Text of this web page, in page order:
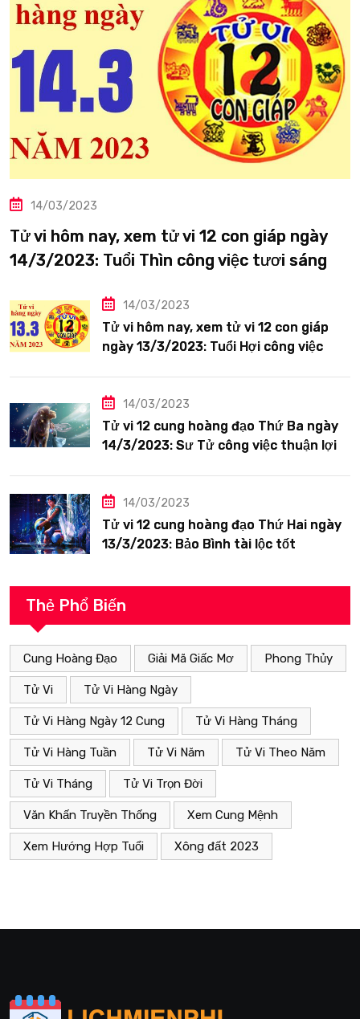
14/03/2023
Tử vi hôm nay, xem tử vi 12 con giáp ngày
14/3/2023: Tuổi Thìn công việc tươi sáng
14/03/2023
Tử vi hôm nay, xem tử vi 12 con giáp
ngày 13/3/2023: Tuổi Hợi công việc
14/03/2023
Tử vi 12 cung hoàng đạo Thứ Ba ngày
14/3/2023: Sư Tử công việc thuận lợi
14/03/2023
Tử vi 12 cung hoàng đạo Thứ Hai ngày
13/3/2023: Bảo Bình tài lộc tốt
Thẻ Phổ Biến
Cung Hoàng Đạo Giải Mã Giấc Mơ Phong Thủy
Tử Vi Tử Vi Hàng Ngày
Tử Vi Hàng Ngày 12 Cung Tử Vi Hàng Tháng
Tử Vi Hàng Tuần Tử Vi Năm Tử Vi Theo Năm
Tử Vi Tháng Tử Vi Trọn Đời
Văn Khấn Truyền Thống Xem Cung Mệnh
Xem Hướng Hợp Tuổi Xông đất 2023